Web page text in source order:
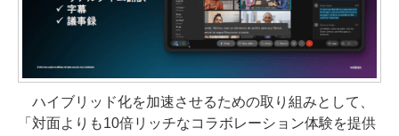
ハイブリッド化を加速させるための取り組みとして、
「対面よりも10倍リッチなコラボレーション体験を提供